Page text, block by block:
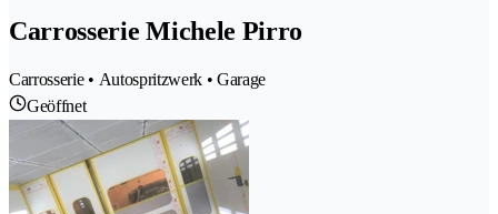
Carrosserie Michele Pirro
Carrosserie • Autospritzwerk • Garage
Geöffnet